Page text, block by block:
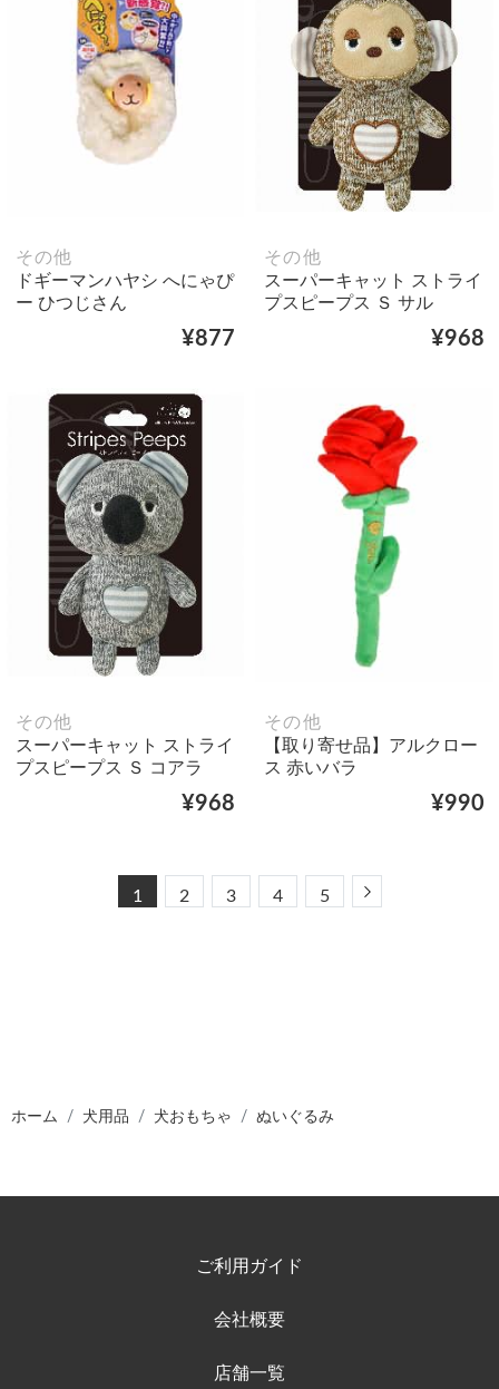
その他
ドギーマンハヤシ へにゃぴ
ー ひつじさん
¥877
その他
スーパーキャット ストライ
プスピープス Ｓ サル
¥968
その他
スーパーキャット ストライ
プスピープス Ｓ コアラ
¥968
その他
【取り寄せ品】アルクロー
ス 赤いバラ
¥990
1 2 3 4 5 Next
ホーム 犬用品 犬おもちゃ ぬいぐるみ
ご利用ガイド
会社概要
店舗一覧